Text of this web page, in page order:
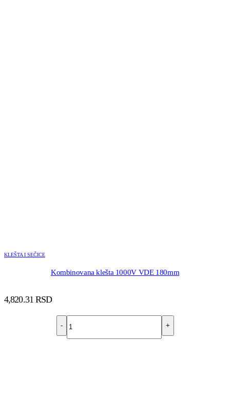
KLEŠTA I SEČICE
Kombinovana klešta 1000V VDE 180mm
4,820.31 RSD
- +